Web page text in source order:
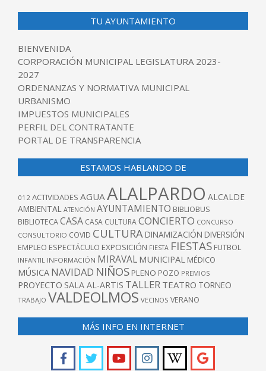
TU AYUNTAMIENTO
BIENVENIDA
CORPORACIÓN MUNICIPAL LEGISLATURA 2023-
2027
ORDENANZAS Y NORMATIVA MUNICIPAL
URBANISMO
IMPUESTOS MUNICIPALES
PERFIL DEL CONTRATANTE
PORTAL DE TRANSPARENCIA
ESTAMOS HABLANDO DE
012 ACTIVIDADES AGUA ALALPARDO ALCALDE
AMBIENTAL ATENCIÓN AYUNTAMIENTO BIBLIOBUS
BIBLIOTECACASA CASA CULTURACONCIERTO CONCURSO
CONSULTORIO COVID CULTURA DINAMIZACIÓN DIVERSIÓN
EMPLEO ESPECTÁCULO EXPOSICIÓN FIESTA FIESTAS FUTBOL
INFANTIL INFORMACIÓN MIRAVAL MUNICIPAL MÉDICO
MÚSICA NAVIDAD NIÑOS PLENO POZO PREMIOS
PROYECTO SALA AL-ARTIS TALLER TEATRO TORNEO
TRABAJO VALDEOLMOS VECINOS VERANO
MÁS INFO EN INTERNET